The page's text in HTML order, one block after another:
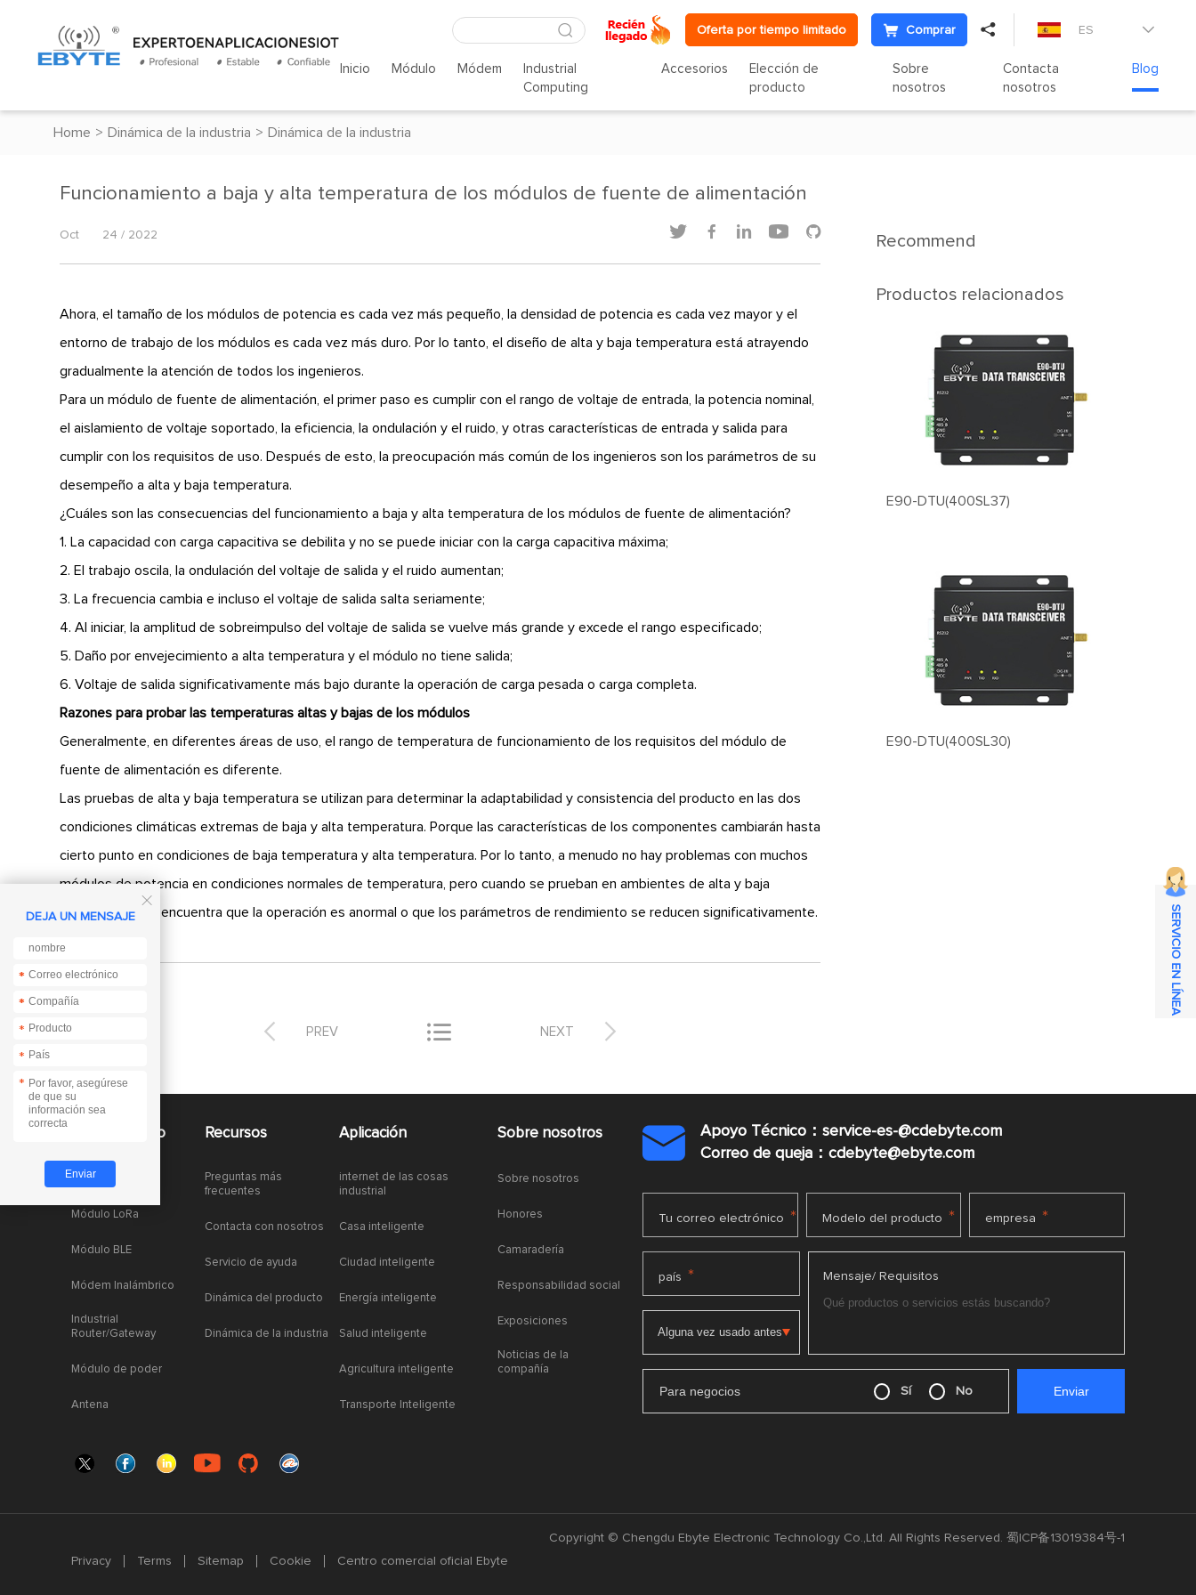
Oferta por tiempo limitado Comprar  ES 
Inicio Módulo Módem
Industrial
Computing
Accesorios
Elección de
producto
Sobre
nosotros
Contacta
nosotros
Blog
Home > Dinámica de la industria > Dinámica de la industria
Funcionamiento a baja y alta temperatura de los módulos de fuente de alimentación
Oct 24 / 2022     
Ahora, el tamaño de los módulos de potencia es cada vez más pequeño, la densidad de potencia es cada vez mayor y el
entorno de trabajo de los módulos es cada vez más duro. Por lo tanto, el diseño de alta y baja temperatura está atrayendo
gradualmente la atención de todos los ingenieros.
Para un módulo de fuente de alimentación, el primer paso es cumplir con el rango de voltaje de entrada, la potencia nominal,
el aislamiento de voltaje soportado, la eficiencia, la ondulación y el ruido, y otras características de entrada y salida para
cumplir con los requisitos de uso. Después de esto, la preocupación más común de los ingenieros son los parámetros de su
desempeño a alta y baja temperatura.
¿Cuáles son las consecuencias del funcionamiento a baja y alta temperatura de los módulos de fuente de alimentación?
1. La capacidad con carga capacitiva se debilita y no se puede iniciar con la carga capacitiva máxima;
2. El trabajo oscila, la ondulación del voltaje de salida y el ruido aumentan;
3. La frecuencia cambia e incluso el voltaje de salida salta seriamente;
4. Al iniciar, la amplitud de sobreimpulso del voltaje de salida se vuelve más grande y excede el rango especificado;
5. Daño por envejecimiento a alta temperatura y el módulo no tiene salida;
6. Voltaje de salida significativamente más bajo durante la operación de carga pesada o carga completa.
Razones para probar las temperaturas altas y bajas de los módulos
Generalmente, en diferentes áreas de uso, el rango de temperatura de funcionamiento de los requisitos del módulo de
fuente de alimentación es diferente.
Las pruebas de alta y baja temperatura se utilizan para determinar la adaptabilidad y consistencia del producto en las dos
condiciones climáticas extremas de baja y alta temperatura. Porque las características de los componentes cambiarán hasta
cierto punto en condiciones de baja temperatura y alta temperatura. Por lo tanto, a menudo no hay problemas con muchos
módulos de potencia en condiciones normales de temperatura, pero cuando se prueban en ambientes de alta y baja
temperatura, se encuentra que la operación es anormal o que los parámetros de rendimiento se reducen significativamente.
 PREV  
NEXT
Recommend
Productos relacionados
E90-DTU(400SL37)
E90-DTU(400SL30)
Acceso rapido
Módulo LoRa
Módulo LoRa
Módulo BLE
Módem Inalámbrico
Industrial
Router/Gateway
Módulo de poder
Antena
Recursos
Preguntas más
frecuentes
Contacta con nosotros
Servicio de ayuda
Dinámica del producto
Dinámica de la industria
Aplicación
internet de las cosas
industrial
Casa inteligente
Ciudad inteligente
Energía inteligente
Salud inteligente
Agricultura inteligente
Transporte Inteligente
Sobre nosotros
Sobre nosotros
Honores
Camaradería
Responsabilidad social
Exposiciones
Noticias de la
compañía

Apoyo Técnico：service-es-@cdebyte.com
Correo de queja：cdebyte@ebyte.com
Tu correo electrónico * Modelo del producto * empresa *
país * Mensaje/ Requisitos
Para negocios Sí No
Privacy Terms Sitemap Cookie Centro comercial oficial Ebyte
Copyright © Chengdu Ebyte Electronic Technology Co.,Ltd. All Rights Reserved. 蜀ICP备13019384号-1

DEJA UN MENSAJE
*
*
*
*
*
*
*
SERVICIO EN LÍNEA